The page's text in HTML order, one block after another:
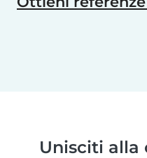
Unisciti alla